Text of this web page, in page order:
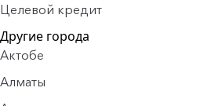
Целевой кредит
Другие города
Актобе
Алматы